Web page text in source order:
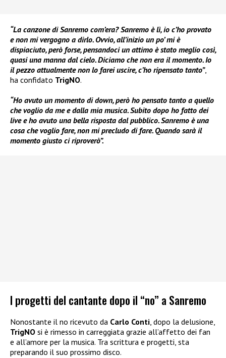
“La canzone di Sanremo com’era? Sanremo è lì, io c’ho provato
e non mi vergogno a dirlo. Ovvio, all’inizio un po’ mi è
dispiaciuto, però forse, pensandoci un attimo è stato meglio così,
quasi una manna dal cielo. Diciamo che non era il momento. Io
il pezzo attualmente non lo farei uscire, c’ho ripensato tanto”,
ha confidato TrigNO.
“Ho avuto un momento di down, però ho pensato tanto a quello
che voglio da me e dalla mia musica. Subito dopo ho fatto dei
live e ho avuto una bella risposta dal pubblico. Sanremo è una
cosa che voglio fare, non mi precludo di fare. Quando sarà il
momento giusto ci riproverò”.
I progetti del cantante dopo il “no” a Sanremo
Nonostante il no ricevuto da Carlo Conti , dopo la delusione,
TrigNO si è rimesso in carreggiata grazie all’affetto dei fan
e all’amore per la musica. Tra scrittura e progetti, sta
preparando il suo prossimo disco.